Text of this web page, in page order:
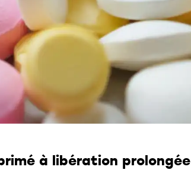
à libération prolongée